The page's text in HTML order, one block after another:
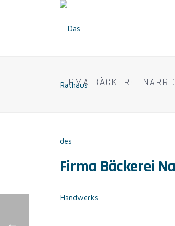
FIRMA BÄCKEREI NARR
Firma Bäckerei